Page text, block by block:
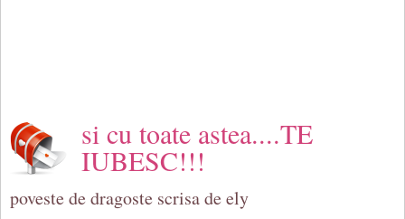
si cu toate astea....TE
IUBESC!!!
poveste de dragoste scrisa de ely